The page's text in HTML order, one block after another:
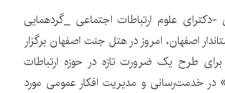
علوم ارتباطات اجتماعی _گردهمایی
اصفهان، امروز در هتل جنت اصفهان برگزار
طرح یک ضرورت تازه در حوزه ارتباطات
خدمت‌رسانی و مدیریت افکار عمومی مورد